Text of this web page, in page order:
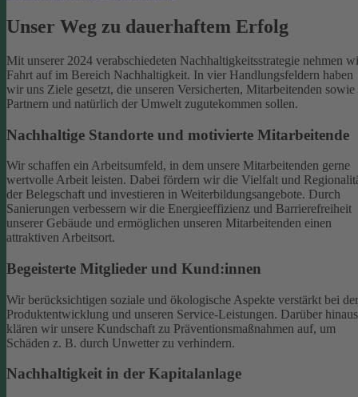
Unser Weg zu dauerhaftem Erfolg
Mit unserer 2024 verabschiedeten Nachhaltigkeitsstrategie nehmen
Fahrt auf im Bereich Nachhaltigkeit. In vier Handlungsfeldern haben
wir uns Ziele gesetzt, die unseren Versicherten, Mitarbeitenden sowie
Partnern und natürlich der Umwelt zugutekommen sollen.
Nachhaltige Standorte und motivierte Mitarbeitende
Wir schaffen ein Arbeitsumfeld, in dem unsere Mitarbeitenden gerne
wertvolle Arbeit leisten. Dabei fördern wir die Vielfalt und
der Belegschaft und investieren in Weiterbildungsangebote. Durch
Sanierungen verbessern wir die Energieeffizienz und Barrierefreiheit
unserer Gebäude und ermöglichen unseren Mitarbeitenden einen
attraktiven Arbeitsort.
Begeisterte Mitglieder und Kund:innen
Wir berücksichtigen soziale und ökologische Aspekte verstärkt bei der
Produktentwicklung und unseren Service-Leistungen. Darüber hinaus
klären wir unsere Kundschaft zu Präventionsmaßnahmen auf, um
Schäden z. B. durch Unwetter zu verhindern.
Nachhaltigkeit in der Kapitalanlage